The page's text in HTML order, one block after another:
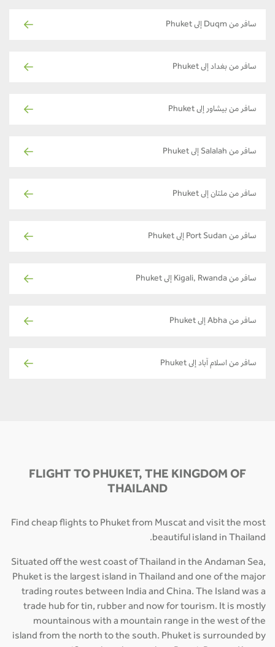
سافر من Duqm إلى Phuket
سافر من بغداد إلى Phuket
سافر من بيشاور إلى Phuket
سافر من Salalah إلى Phuket
سافر من ملتان إلى Phuket
سافر من Port Sudan إلى Phuket
سافر من Kigali, Rwanda إلى Phuket
سافر من Abha إلى Phuket
سافر من اسلام آباد إلى Phuket
FLIGHT TO PHUKET, THE KINGDOM OF
THAILAND
Find cheap flights to Phuket from Muscat and visit the most
beautiful island in Thailand.
Situated off the west coast of Thailand in the Andaman Sea,
Phuket is the largest island in Thailand and one of the major
trading routes between India and China. The Island was a
trade hub for tin, rubber and now for tourism. It is mostly
mountainous with a mountain range in the west of the
island from the north to the south. Phuket is surrounded by